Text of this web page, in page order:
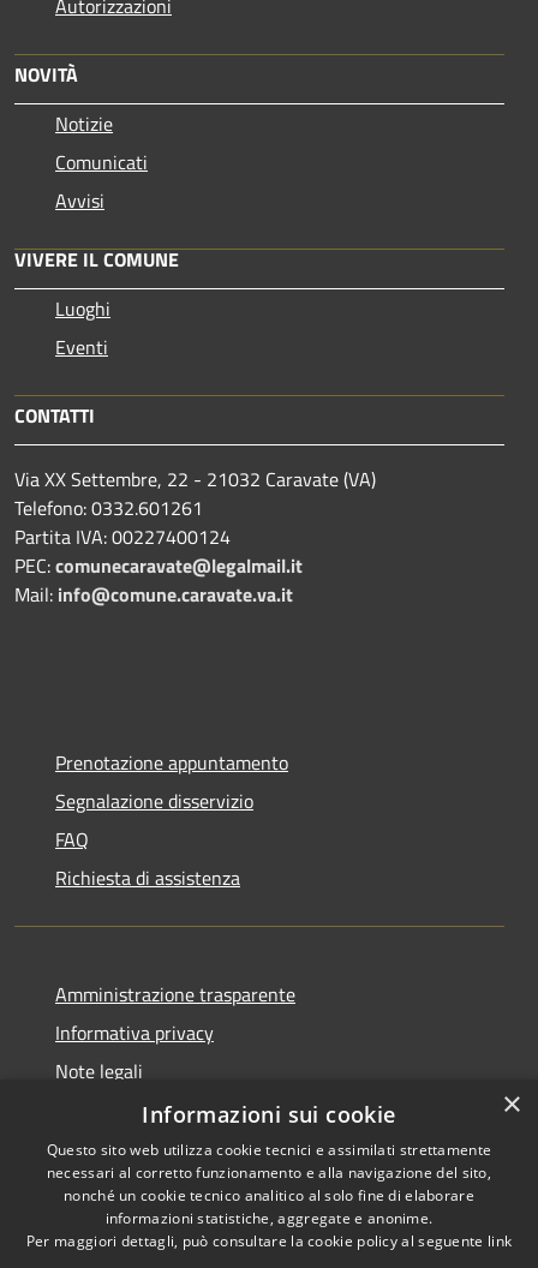
Autorizzazioni
NOVITÀ
Notizie
Comunicati
Avvisi
VIVERE IL COMUNE
Luoghi
Eventi
CONTATTI
Via XX Settembre, 22 - 21032 Caravate (VA)
Telefono: 0332.601261
Partita IVA: 00227400124
PEC:comunecaravate@legalmail.it
Mail: info@comune.caravate.va.it
Prenotazione appuntamento
Segnalazione disservizio
FAQ
Richiesta di assistenza
Amministrazione trasparente
Informativa privacy
Note legali
Dichiarazione di accessibilità
RSS
Accessibilità
Copyright © 2026 • Comune di
×
Informazioni sui cookie
Questo sito web utilizza cookie tecnici e assimilati strettamente
necessari al corretto funzionamento e alla navigazione del sito,
nonché un cookie tecnico analitico al solo fine di elaborare
informazioni statistiche, aggregate e anonime.
Per maggiori dettagli, può consultare la cookie policy al seguente link